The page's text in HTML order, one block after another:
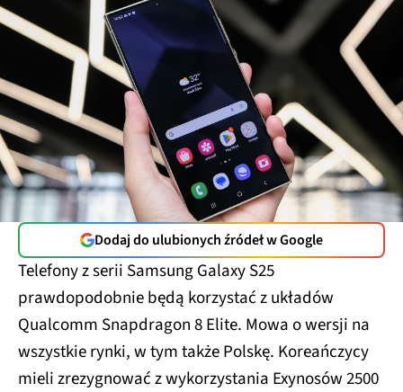
Dodaj do ulubionych źródeł w Google
Telefony z serii Samsung Galaxy S25
prawdopodobnie będą korzystać z układów
Qualcomm Snapdragon 8 Elite. Mowa o wersji na
wszystkie rynki, w tym także Polskę. Koreańczycy
mieli zrezygnować z wykorzystania Exynosów 2500